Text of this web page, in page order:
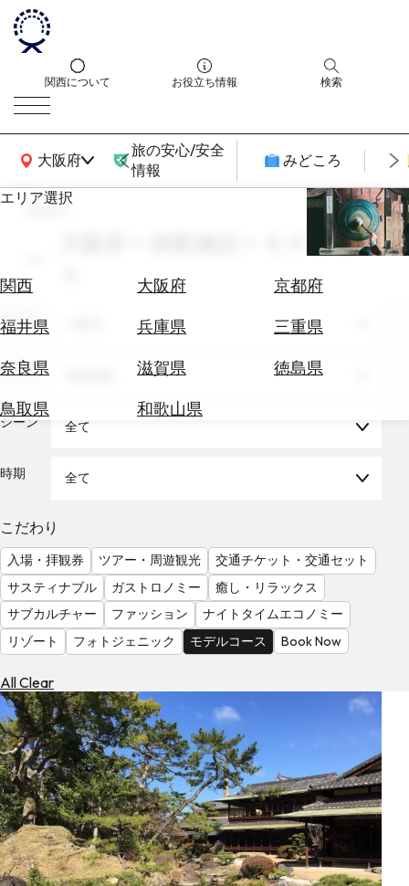
関西について お役立ち情報 検索
大阪府
関西広域MAP
旅の安心/安全
情報
みどころ
エリア選択
関西 大阪府
京都府
福井県
兵庫県
三重県
奈良県
滋賀県
徳島県
鳥取県
和歌山県
エ
券
テ
を
る
気
を
見
る
search
大阪府 × 体験施設 × モデルコー
エリア
テーマ
シーン 全て
時期 全て
こだわり
入場・拝観券 ツアー・周遊観光
交通チケット・交通セット
サスティナブル
ガストロノミー
癒し・リラックス
サブカルチャー
ファッション
ナイトタイムエコノミー
リゾート
フォトジェニック モデルコース Book Now
All Clear